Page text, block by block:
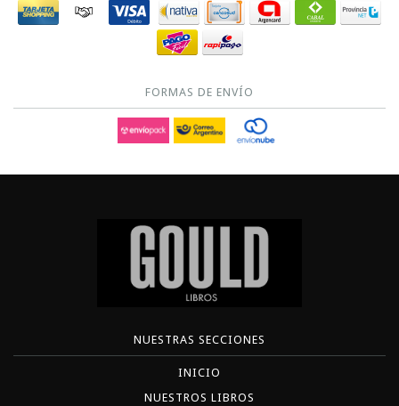
FORMAS DE ENVÍO
NUESTRAS SECCIONES
INICIO
NUESTROS LIBROS